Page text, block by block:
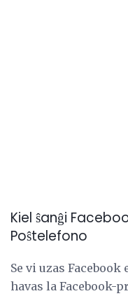
Kiel ŝanĝi
Poŝtelefono
Se vi uzas Facebook
havas la Facebook-